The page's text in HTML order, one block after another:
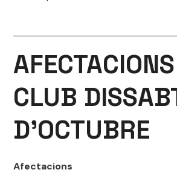
CLUB
D’OCTUBRE
Afectacions